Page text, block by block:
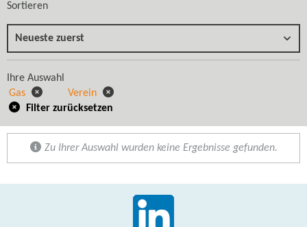
Sortieren
Neueste zuerst
Ihre Auswahl
Gas
Verein
Filter zurücksetzen
Zu Ihrer Auswahl wurden keine Ergebnisse gefunden.